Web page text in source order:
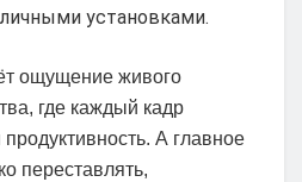
установками.
ощущение живого
где каждый кадр
А главное
переставлять,